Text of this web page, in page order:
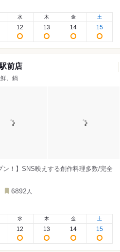
水
12
木
13
金
14
土
15
前店
、鍋
ン！】SNS映えする創作料理多数/完全
6892 人
水
12
木
13
金
14
土
15